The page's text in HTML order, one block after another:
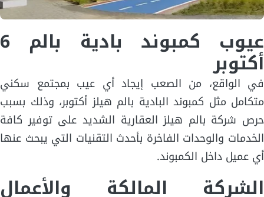
عيوب كمبوند بادية بالم 6
أكتوبر
في الواقع، من الصعب إيجاد أي عيب بمجتمع سكني
متكامل مثل كمبوند البادية بالم هيلز أكتوبر، وذلك بسبب
حرص شركة بالم هيلز العقارية الشديد على توفير كافة
الخدمات والوحدات الفاخرة بأحدث التقنيات التي يبحث عنها
أي عميل داخل الكمبوند.
الشركة المالكة والأعمال